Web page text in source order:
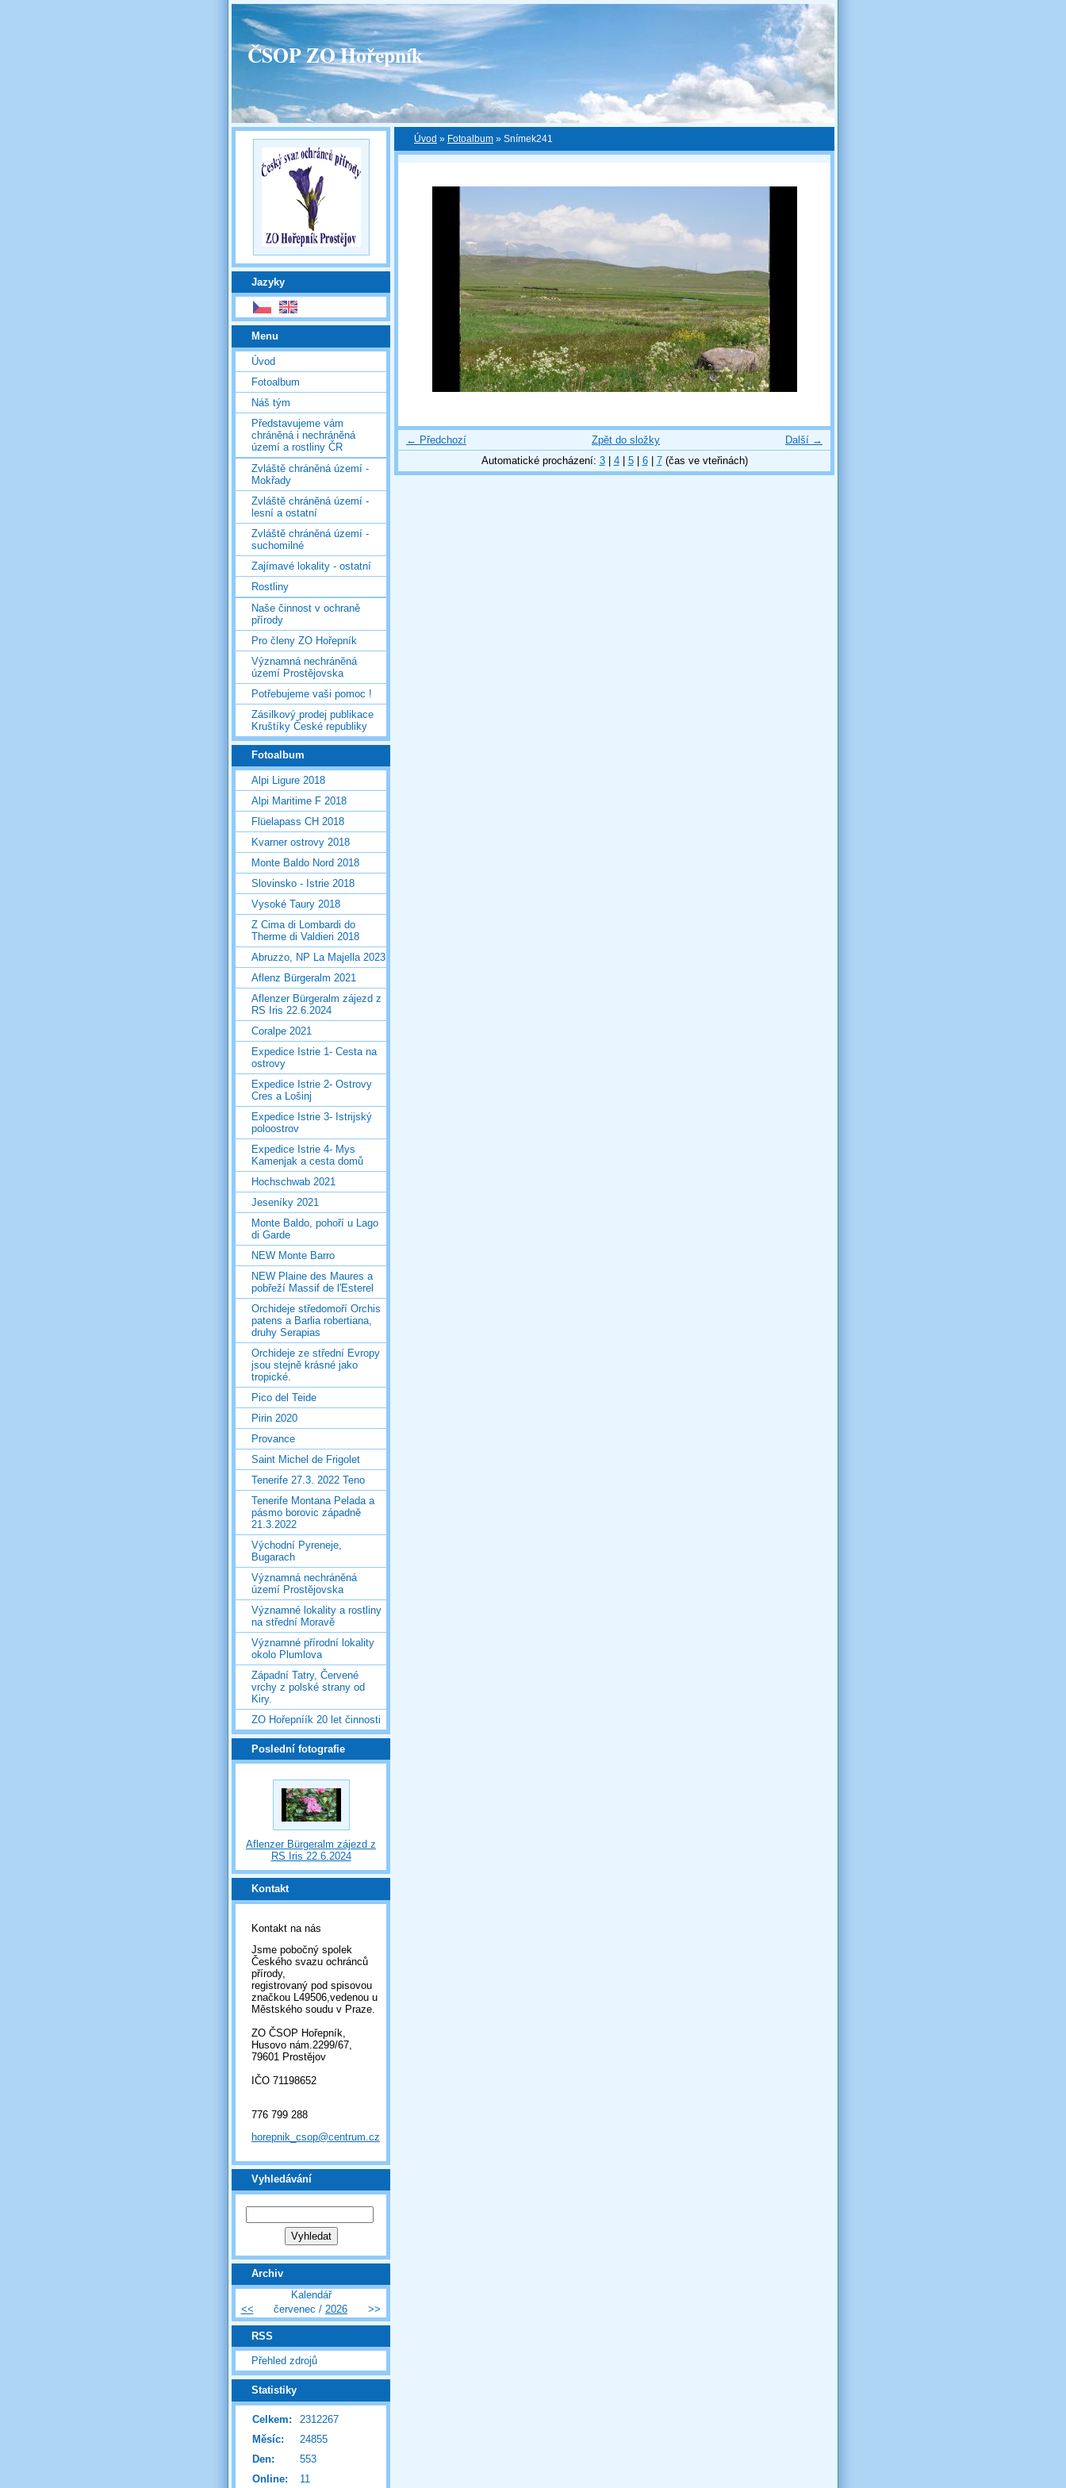
ČSOP ZO Hořepník
Úvod » Fotoalbum » Snímek241
← Předchozí Další →
Zpět do složky
Automatické procházení: 3| 4| 5| 6| 7(čas ve vteřinách)
Jazyky
Menu
Úvod
Fotoalbum
Náš tým
Představujeme vám
chráněná i nechráněná
území a rostliny ČR
Zvláště chráněná území -
Mokřady
Zvláště chráněná území -
lesní a ostatní
Zvláště chráněná území -
suchomilné
Zajímavé lokality - ostatní
Rostliny
Naše činnost v ochraně
přírody
Pro členy ZO Hořepník
Významná nechráněná
území Prostějovska
Potřebujeme vaši pomoc !
Zásilkový prodej publikace
Kruštíky České republiky
Fotoalbum
Alpi Ligure 2018
Alpi Maritime F 2018
Flüelapass CH 2018
Kvarner ostrovy 2018
Monte Baldo Nord 2018
Slovinsko - Istrie 2018
Vysoké Taury 2018
Z Cima di Lombardi do
Therme di Valdieri 2018
Abruzzo, NP La Majella 2023
Aflenz Bürgeralm 2021
Aflenzer Bürgeralm zájezd z
RS Iris 22.6.2024
Coralpe 2021
Expedice Istrie 1- Cesta na
ostrovy
Expedice Istrie 2- Ostrovy
Cres a Lošinj
Expedice Istrie 3- Istrijský
poloostrov
Expedice Istrie 4- Mys
Kamenjak a cesta domů
Hochschwab 2021
Jeseníky 2021
Monte Baldo, pohoří u Lago
di Garde
NEW Monte Barro
NEW Plaine des Maures a
pobřeží Massif de l'Esterel
Orchideje středomoří Orchis
patens a Barlia robertiana,
druhy Serapias
Orchideje ze střední Evropy
jsou stejně krásné jako
tropické.
Pico del Teide
Pirin 2020
Provance
Saint Michel de Frigolet
Tenerife 27.3. 2022 Teno
Tenerife Montana Pelada a
pásmo borovic západně
21.3.2022
Východní Pyreneje,
Bugarach
Významná nechráněná
území Prostějovska
Významné lokality a rostliny
na střední Moravě
Významné přírodní lokality
okolo Plumlova
Západní Tatry, Červené
vrchy z polské strany od
Kiry.
ZO Hořepníík 20 let činnosti
Poslední fotografie
Aflenzer Bürgeralm zájezd z
RS Iris 22.6.2024
Kontakt
Kontakt na nás
Jsme pobočný spolek
Českého svazu ochránců
přírody,
registrovaný pod spisovou
značkou L49506,vedenou u
Městského soudu v Praze.
ZO ČSOP Hořepník,
Husovo nám.2299/67,
79601 Prostějov
IČO 71198652
776 799 288
horepnik_csop@centrum.cz
Vyhledávání
Archiv
Kalendář
<<
červenec / 2026 >>
RSS
Přehled zdrojů
Statistiky
Online: 11
Celkem:
2312267
Měsíc:
24855
Den:
553